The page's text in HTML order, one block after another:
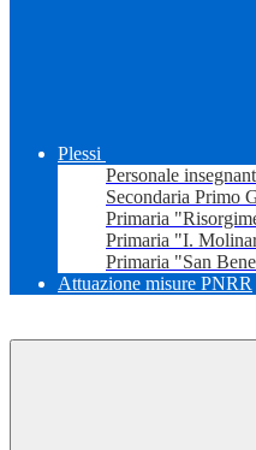
Plessi
Personale
Secondaria Primo
Primaria
Primaria "I.
Primaria "San
Attuazione misure PNRR